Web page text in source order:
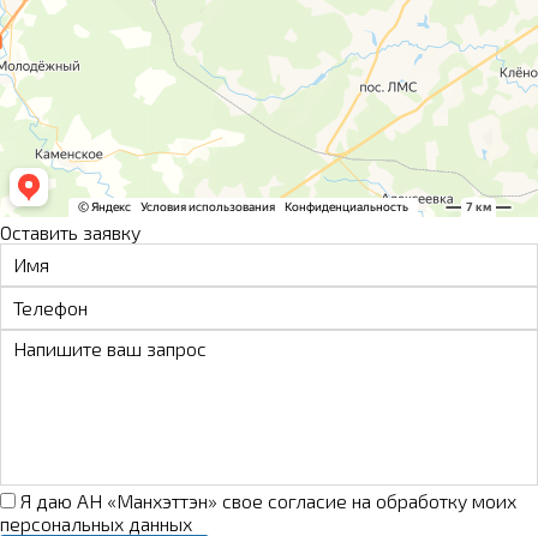
Оставить заявку
Я даю АН «Манхэттэн» свое согласие на обработку моих
персональных данных